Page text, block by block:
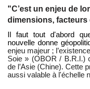
"C’est un enjeu de
dimensions, facteurs
Il faut tout d'abord
nouvelle donne
enjeu majeur ;
Soie » (OBOR / B.R.I.)
de l’Asie (Chine). Cette
aussi valable à l'échelle